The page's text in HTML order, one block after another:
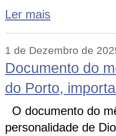
Ler mais
1 de Dezembro de
Documento do
do Porto,
O documento do
personalidade de